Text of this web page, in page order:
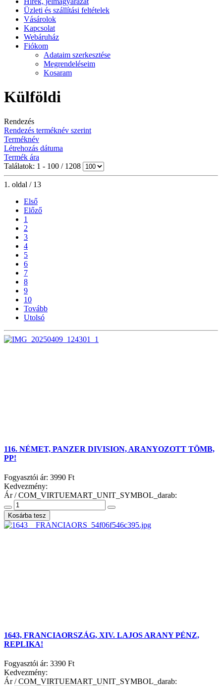
Üzleti és szállítási feltételek
Vásárolok
Kapcsolat
Webáruház
Fiókom
Adataim szerkesztése
Megrendeléseim
Kosaram
Külföldi
Rendezés
Rendezés terméknév szerint
Terméknév
Létrehozás dátuma
Termék ára
Találatok: 1 - 100 / 1208
1. oldal / 13
Első
Előző
1
2
3
4
5
6
7
8
9
10
Tovább
Utolsó
116. NÉMET, PANZER DIVISION, ARANYOZOTT TÖMB,
PP!
Fogyasztói ár: 3990 Ft
Kedvezmény:
Ár / COM_VIRTUEMART_UNIT_SYMBOL_darab:
1643, FRANCIAORSZÁG, XIV. LAJOS ARANY PÉNZ,
REPLIKA!
Fogyasztói ár: 3390 Ft
Kedvezmény:
Ár / COM_VIRTUEMART_UNIT_SYMBOL_darab: